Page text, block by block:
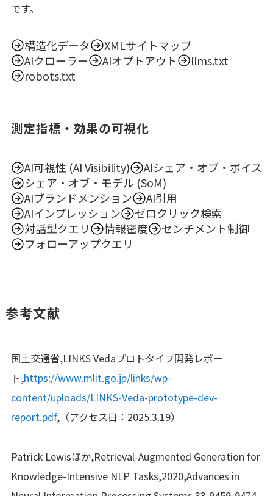
です。
構造化データ
XMLサイトマップ
AIクローラー
AIオプトアウト
llms.txt
robots.txt
測定指標・効果の可視化
AI可視性 (AI Visibility)
AIシェア・オブ・ボイス
シェア・オブ・モデル (SoM)
AIブランドメンション
AI引用
AIインプレッション
ゼロクリック検索
対話型クエリ
情報密度
センチメント制御
フォローアップクエリ
参考文献
国土交通省,LINKS Vedaプロトタイプ開発レポー
ト,https://www.mlit.go.jp/links/wp-
content/uploads/LINKS-Veda-prototype-dev-
report.pdf,（アクセス日：2025.3.19）
Patrick Lewisほか,Retrieval-Augmented Generation for
Knowledge-Intensive NLP Tasks,2020,Advances in